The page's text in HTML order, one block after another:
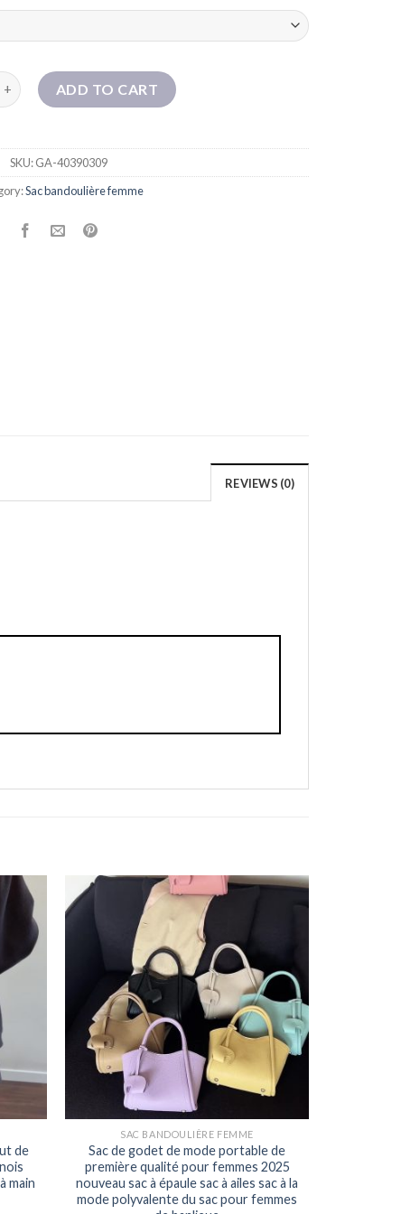
SALLE SALLE SAVIFIQUE TRENDIY POUR LES FEMMES SAC
ADD TO CART
SKU:GA-40390309
Sac bandoulière femme
REVIEWS (0)
de
main
SAC BANDOULIÈRE FEMME
Sac de godet de mode portable de
première qualité pour femmes 2025
nouveau sac à épaule sac à ailes sac à la
mode polyvalente du sac pour femmes